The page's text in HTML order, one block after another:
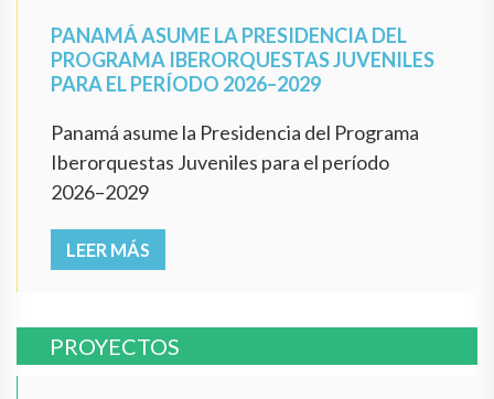
PANAMÁ ASUME LA PRESIDENCIA DEL
PROGRAMA IBERORQUESTAS JUVENILES
PARA EL PERÍODO 2026–2029
Panamá asume la Presidencia del Programa
Iberorquestas Juveniles para el período
2026–2029
LEER MÁS
PROYECTOS